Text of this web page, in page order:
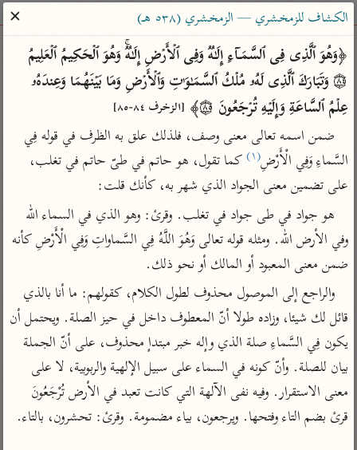
ساهم معنا في نشر القرآن والعلم الشرعي
الباحث القرآني
بحث تفسير علوم مصاحف معاجم
Type 2 or more characters for results.
Type 1 or more
characters for results.
تفسير الطبري
تفسير ابن كثير
تفسير القرطبي
تفسير البغوي
جمع الأقوال
تفسير ابن الجوزي
تفسير الماوردي
عامّة
فتح البيان للقنوجي
فتح القدير للشوكاني
تفسير ابن جزي
موسوعات
تفسير الآلوسي
تفسير الرازي
معاصرة
الميسر
المختصر في
تفسير السعدي
أيسر التفاسير
القرآن – تدبر وعمل
تفسير ابن عثيمين
الكشاف للزمخشري — الزمخشري (٥٣٨ هـ)
✕
عِلۡمُ ٱلسَّاعَةِ وَإِلَیۡهِ تُرۡجَعُونَ ۝٨٥﴾
[الزخرف ٨٤-٨٥]
السَّماءِ وَفِي الْأَرْضِ(١)
على تضمين معنى الجواد الذي شهر به، كأنك قلت:
ضمن معنى المعبود أو المالك أو نحو ذلك.
قرئ بضم التاء وفتحها. ويرجعون، بياء مضمومة. وقرئ: تحشرون، بالتاء.